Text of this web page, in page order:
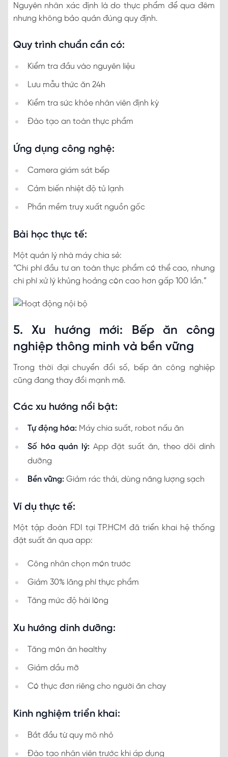
Nguyên nhân xác định là do thực phẩm để qua đêm
nhưng không bảo quản đúng quy định.
Quy trình chuẩn cần có:
Kiểm tra đầu vào nguyên liệu
Lưu mẫu thức ăn 24h
Kiểm tra sức khỏe nhân viên định kỳ
Đào tạo an toàn thực phẩm
Ứng dụng công nghệ:
Camera giám sát bếp
Cảm biến nhiệt độ tủ lạnh
Phần mềm truy xuất nguồn gốc
Bài học thực tế:
Một quản lý nhà máy chia sẻ:
“Chi phí đầu tư an toàn thực phẩm có thể cao, nhưng
chi phí xử lý khủng hoảng còn cao hơn gấp 100 lần.”
5. Xu hướng mới: Bếp ăn công
nghiệp thông minh và bền vững
Trong thời đại chuyển đổi số, bếp ăn công nghiệp
cũng đang thay đổi mạnh mẽ.
Các xu hướng nổi bật:
Tự động hóa: Máy chia suất, robot nấu ăn
Số hóa quản lý: App đặt suất ăn, theo dõi dinh
dưỡng
Bền vững: Giảm rác thải, dùng năng lượng sạch
Ví dụ thực tế:
Một tập đoàn FDI tại TP.HCM đã triển khai hệ thống
đặt suất ăn qua app:
Công nhân chọn món trước
Giảm 30% lãng phí thực phẩm
Tăng mức độ hài lòng
Xu hướng dinh dưỡng:
Tăng món ăn healthy
Giảm dầu mỡ
Có thực đơn riêng cho người ăn chay
Kinh nghiệm triển khai:
Bắt đầu từ quy mô nhỏ
Đào tạo nhân viên trước khi áp dụng